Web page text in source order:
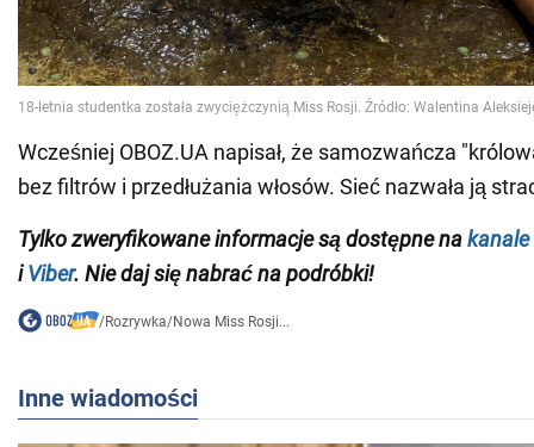
Wcześniej OBOZ.UA napisał, że samozwańcza
bez filtrów i przedłużania włosów. Sieć nazwała ją
Tylko zweryfikowane informacje są dostępne nakanale
iViber. Nie daj się nabrać na podróbki!
/Rozrywka/Nowa Miss Rosji...
Inne wiadomości